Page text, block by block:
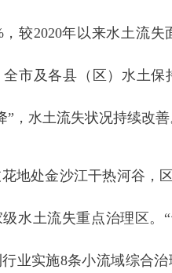
，较2020年以来水土流
全市及各县（区）水土
”，水土流失状况持续改善
地处金沙江干热河谷，
水土流失重点治理区。
业实施8条小流域综合